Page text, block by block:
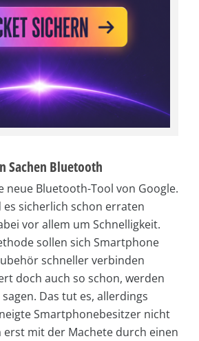
Sachen Bluetooth
neue Bluetooth-Tool von Google.
sicherlich schon erraten
vor allem um Schnelligkeit.
sollen sich Smartphone
schneller verbinden
doch auch so schon, werden
Das tut es, allerdings
Smartphonebesitzer nicht
erst mit der Machete durch einen